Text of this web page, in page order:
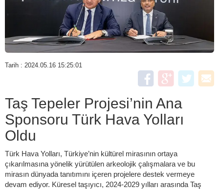
Tarih : 2024.05.16 15:25:01
Taş Tepeler Projesi’nin Ana
Sponsoru Türk Hava Yolları
Oldu
Türk Hava Yolları, Türkiye’nin kültürel mirasının ortaya
çıkarılmasına yönelik yürütülen arkeolojik çalışmalara ve bu
mirasın dünyada tanıtımını içeren projelere destek vermeye
devam ediyor. Küresel taşıyıcı, 2024-2029 yılları arasında Taş